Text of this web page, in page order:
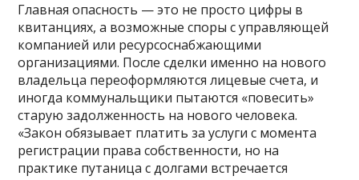
Главная опасность — это не просто цифры в
квитанциях, а возможные споры с управляющей
компанией или ресурсоснабжающими
организациями. После сделки именно на нового
владельца переоформляются лицевые счета, и
иногда коммунальщики пытаются «повесить»
старую задолженность на нового человека.
«Закон обязывает платить за услуги с момента
регистрации права собственности, но на
практике путаница с долгами встречается